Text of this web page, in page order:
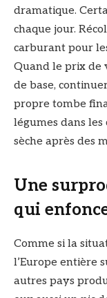
dramatique.
chaque jour.
carburant pour
Quand le prix de
de base,
propre tombe
légumes dans
sèche après des
Une
qui
Comme si la
l’Europe entière
autres pays